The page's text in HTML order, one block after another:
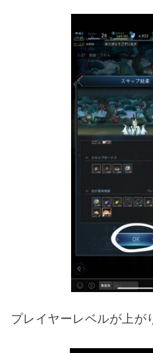
プレイヤーレベルが上が